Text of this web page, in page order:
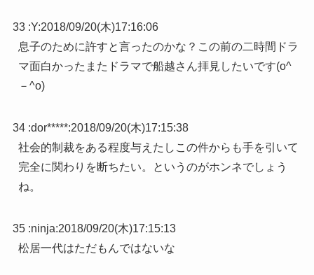
33 :Y:2018/09/20(木)17:16:06
息子のために許すと言ったのかな？この前の二時間ドラ
マ面白かったまたドラマで船越さん拝見したいです(o^
－^o)
34 :dor*****:2018/09/20(木)17:15:38
社会的制裁をある程度与えたしこの件からも手を引いて
完全に関わりを断ちたい。というのがホンネでしょう
ね。
35 :ninja:2018/09/20(木)17:15:13
松居一代はただもんではないな